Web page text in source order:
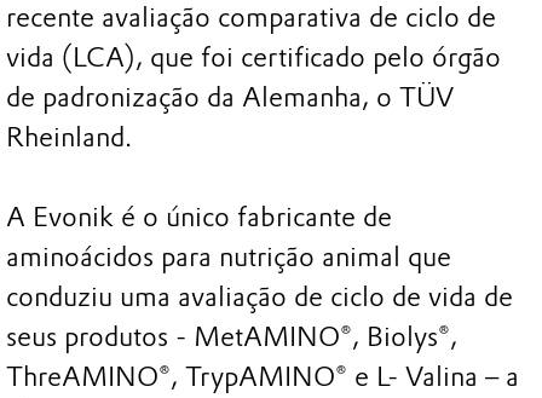
recente avaliação comparativa de ciclo de
vida (LCA), que foi certificado pelo órgão
de padronização da Alemanha, o TÜV
Rheinland.
A Evonik é o único fabricante de
aminoácidos para nutrição animal que
conduziu uma avaliação de ciclo de vida de
seus produtos - MetAMINO®, Biolys®,
ThreAMINO®, TrypAMINO® e L- Valina – a